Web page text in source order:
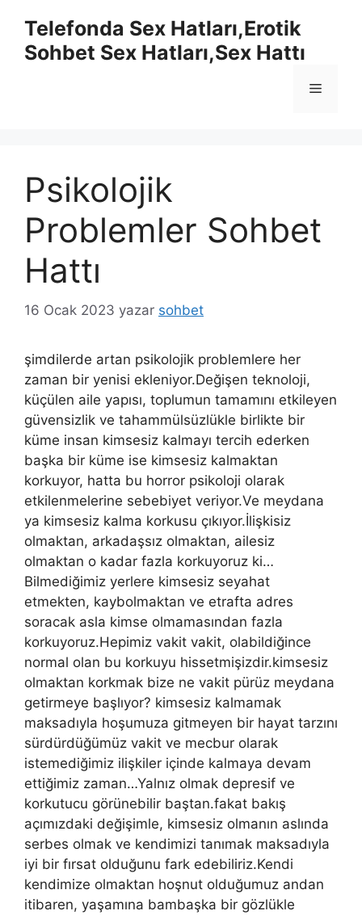
Telefonda Sex Hatları,Erotik
Sohbet Sex Hatları,Sex Hattı
Menü
Psikolojik
Problemler Sohbet
Hattı
16 Ocak 2023 yazar sohbet
şimdilerde artan psikolojik problemlere her
zaman bir yenisi ekleniyor.Değişen teknoloji,
küçülen aile yapısı, toplumun tamamını etkileyen
güvensizlik ve tahammülsüzlükle birlikte bir
küme insan kimsesiz kalmayı tercih ederken
başka bir küme ise kimsesiz kalmaktan
korkuyor, hatta bu horror psikoloji olarak
etkilenmelerine sebebiyet veriyor.Ve meydana
ya kimsesiz kalma korkusu çıkıyor.İlişkisiz
olmaktan, arkadaşsız olmaktan, ailesiz
olmaktan o kadar fazla korkuyoruz ki…
Bilmediğimiz yerlere kimsesiz seyahat
etmekten, kaybolmaktan ve etrafta adres
soracak asla kimse olmamasından fazla
korkuyoruz.Hepimiz vakit vakit, olabildiğince
normal olan bu korkuyu hissetmişizdir.kimsesiz
olmaktan korkmak bize ne vakit pürüz meydana
getirmeye başlıyor? kimsesiz kalmamak
maksadıyla hoşumuza gitmeyen bir hayat tarzını
sürdürdüğümüz vakit ve mecbur olarak
istemediğimiz ilişkiler içinde kalmaya devam
ettiğimiz zaman…Yalnız olmak depresif ve
korkutucu görünebilir baştan.fakat bakış
açımızdaki değişimle, kimsesiz olmanın aslında
serbes olmak ve kendimizi tanımak maksadıyla
iyi bir fırsat olduğunu fark edebiliriz.Kendi
kendimize olmaktan hoşnut olduğumuz andan
itibaren, yaşamına bambaşka bir gözlükle